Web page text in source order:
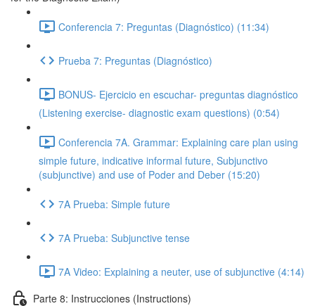
Conferencia 7: Preguntas (Diagnóstico) (11:34)
Prueba 7: Preguntas (Diagnóstico)
BONUS- Ejercicio en escuchar- preguntas diagnóstico
(Listening exercise- diagnostic exam questions) (0:54)
Conferencia 7A. Grammar: Explaining care plan using
simple future, indicative informal future, Subjunctivo
(subjunctive) and use of Poder and Deber (15:20)
7A Prueba: Simple future
7A Prueba: Subjunctive tense
7A Video: Explaining a neuter, use of subjunctive (4:14)
Parte 8: Instrucciones (Instructions)